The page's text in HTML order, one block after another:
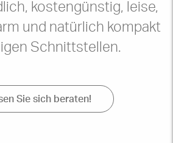
kostengünstig, leise,
und natürlich kompakt
Schnittstellen.
Sie sich beraten!